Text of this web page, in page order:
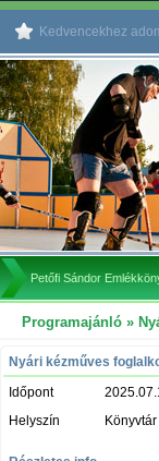
Kedvencekhez
Petőfi Sándor
Programajánló »
Nyári kézműves
Időpont
Helyszín